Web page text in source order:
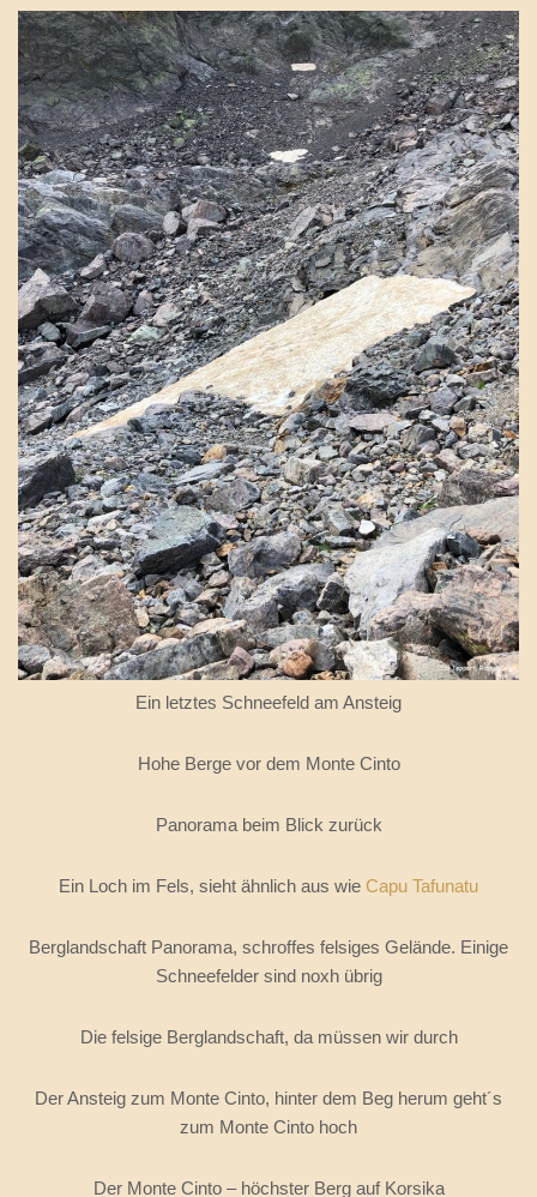
Ein letztes Schneefeld am Ansteig
Hohe Berge vor dem Monte Cinto
Panorama beim Blick zurück
Ein Loch im Fels, sieht ähnlich aus wie Capu Tafunatu
Berglandschaft Panorama, schroffes felsiges Gelände. Einige
Schneefelder sind noxh übrig
Die felsige Berglandschaft, da müssen wir durch
Der Ansteig zum Monte Cinto, hinter dem Beg herum geht´s
zum Monte Cinto hoch
Der Monte Cinto – höchster Berg auf Korsika